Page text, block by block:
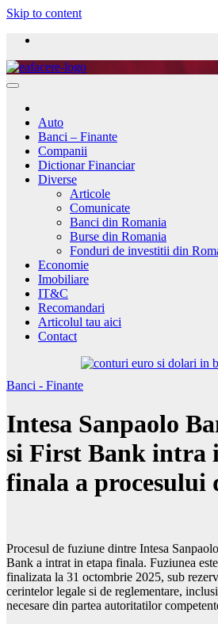
Skip to content
Auto
Banci – Finante
Companii
Dictionar Financiar
Diverse
Articole
Comunicate
Banci din Romania
Burse din Romania
Fonduri de investitii din
Economie
Imobiliare
IT&C
Recomandari
Articolul tau aici
Contact
Banci - Finante
Intesa Sanpaolo
si First Bank intra
finala a procesului
Procesul de fuziune dintre Intesa
Bank a intrat in etapa finala. Fuziunea
finalizata la 31 octombrie 2025, sub
cerintelor legale si de reglementare,
necesare din partea autoritatilor